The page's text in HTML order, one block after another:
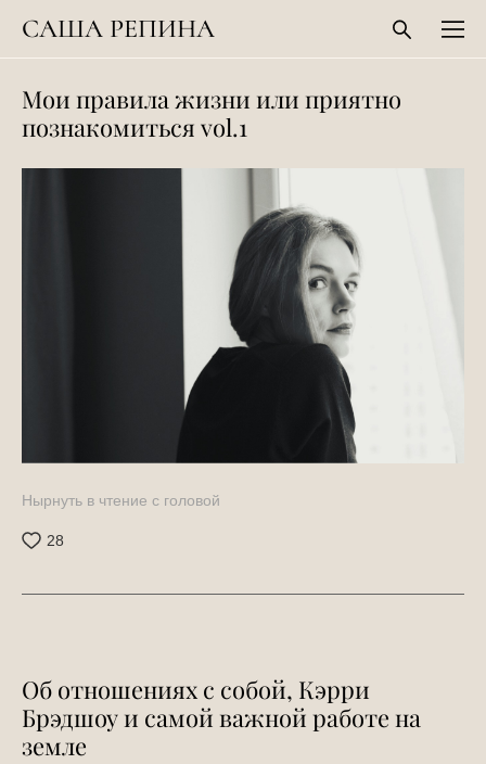
САША РЕПИНА
Мои правила жизни или приятно
познакомиться vol.1
Нырнуть в чтение c головой
28
Об отношениях с собой, Кэрри
Брэдшоу и самой важной работе на
земле